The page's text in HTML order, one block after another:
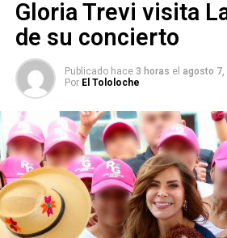
ISABEL LETICIA VARGAS TINAJERO
RICARDO GALLARDO CARDONA
Gobierno firma convenio con
certificación municipal
NO TE PIERDAS
Sheinbaum respaldará a SLP con
infraestructura
Gloria Trevi visita
de su concierto
Publicado hace 3 horas el agosto 7,
Por El Tololoche